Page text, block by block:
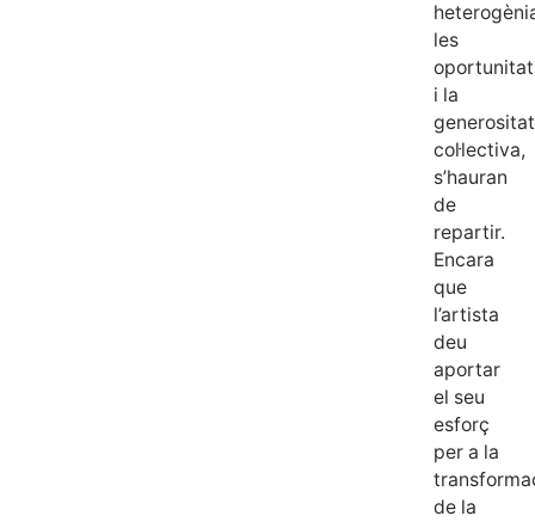
les
i la
generositat
col·lectiva,
s’hauran
de
repartir.
Encara
que
l’artista
deu
aportar
el seu
esforç
per a la
de la